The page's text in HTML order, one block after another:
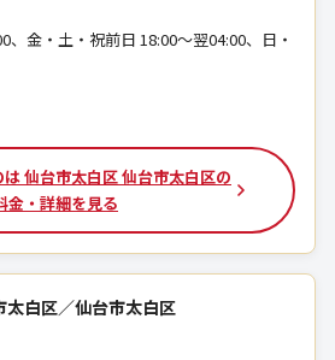
、金・土・祝前日 18:00～翌04:00、日・
仙台市太白区 仙台市太白区の
金・詳細を見る
白区／仙台市太白区